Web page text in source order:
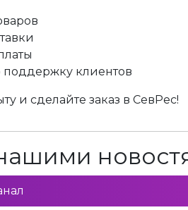
клиентов
и сделайте заказ в СевРес!